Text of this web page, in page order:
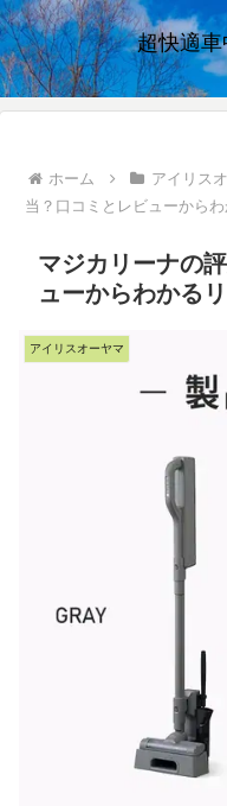
超快適
ホーム アイリス
当？口コミとレビューから
マジカリーナの
ューからわかる
アイリスオーヤマ